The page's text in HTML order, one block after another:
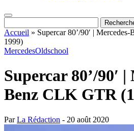
Accueil » Supercar 80’/90′ |
1999)
MercedesOldschool
Supercar 80’/90′ |
Benz CLK GTR
ParLa Rédaction - 20 août 2020